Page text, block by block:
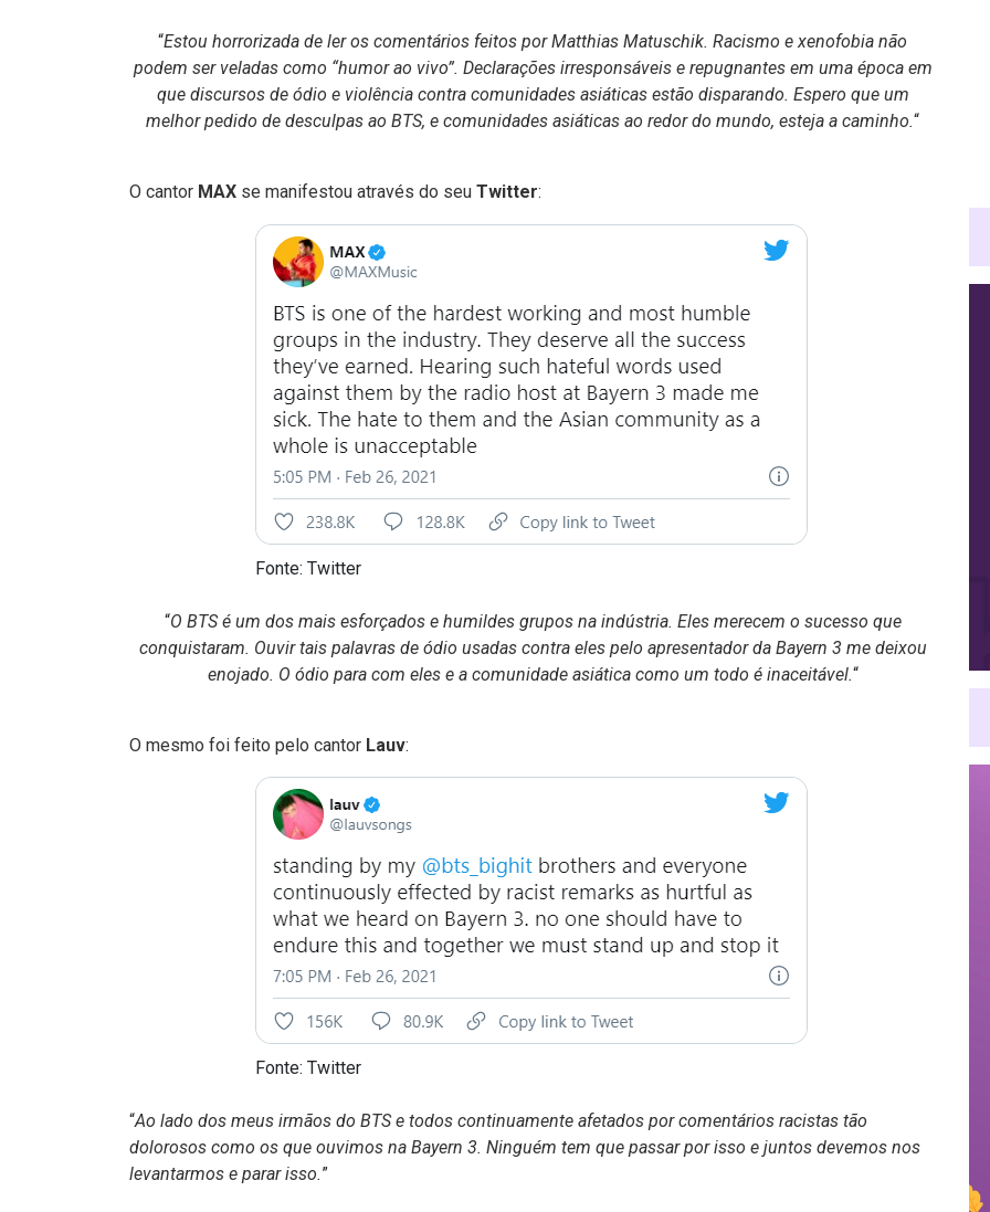
“Estou horrorizada de ler os comentários feitos por Matthias Matuschik. Racismo e xenofobia não
podem ser veladas como “humor ao vivo”. Declarações irresponsáveis e repugnantes em uma época em
que discursos de ódio e violência contra comunidades asiáticas estão disparando. Espero que um
melhor pedido de desculpas ao BTS, e comunidades asiáticas ao redor do mundo, esteja a caminho.“
O cantor MAX se manifestou através do seu Twitter:
Fonte: Twitter
“O BTS é um dos mais esforçados e humildes grupos na indústria. Eles merecem o sucesso que
conquistaram. Ouvir tais palavras de ódio usadas contra eles pelo apresentador da Bayern 3 me deixou
enojado. O ódio para com eles e a comunidade asiática como um todo é inaceitável.“
O mesmo foi feito pelo cantor Lauv:
Fonte: Twitter
“Ao lado dos meus irmãos do BTS e todos continuamente afetados por comentários racistas tão
dolorosos como os que ouvimos na Bayern 3. Ninguém tem que passar por isso e juntos devemos nos
levantarmos e parar isso.”